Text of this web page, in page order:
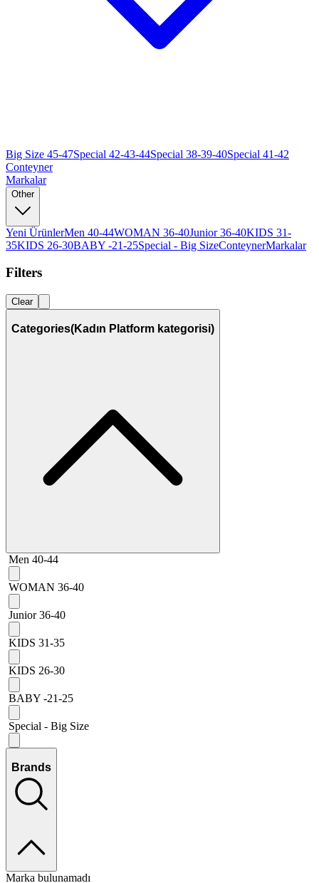
Big Size 45-47Special 42-43-44Special 38-39-40Special 41-42
Conteyner
Markalar
Other
Yeni ÜrünlerMen 40-44WOMAN 36-40Junior 36-40KIDS 31-
35KIDS 26-30BABY -21-25Special - Big SizeConteynerMarkalar
Filters
Clear
Categories(Kadın Platform kategorisi)
Men 40-44
WOMAN 36-40
Junior 36-40
KIDS 31-35
KIDS 26-30
BABY -21-25
Special - Big Size
Brands
Marka bulunamadı